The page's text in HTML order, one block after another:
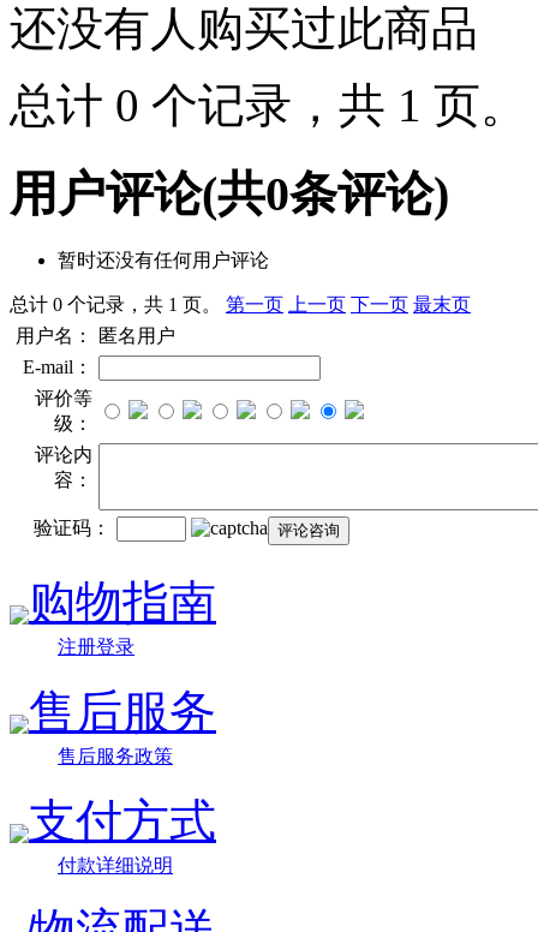
还没有人购买过此商品
总计 0 个记录，共 1 页。
用户评论(共0条评论)
暂时还没有任何用户评论
总计 0 个记录，共 1 页。 第一页 上一页 下一页 最末页
用户名：
匿名用户
E-mail：
评价等
级：
评论内
容：
验证码：
购物指南
注册登录
售后服务
售后服务政策
支付方式
付款详细说明